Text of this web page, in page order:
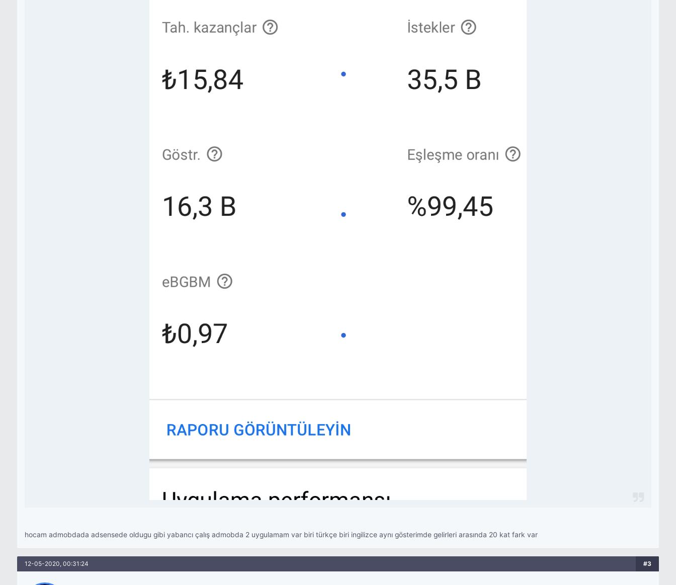
hocam admobdada adsensede oldugu gibi yabancı çalış admobda 2 uygulamam var biri türkçe biri ingilizce aynı gösterimde gelirleri arasında 20 kat fark var
12-05-2020, 00:31:24 #3